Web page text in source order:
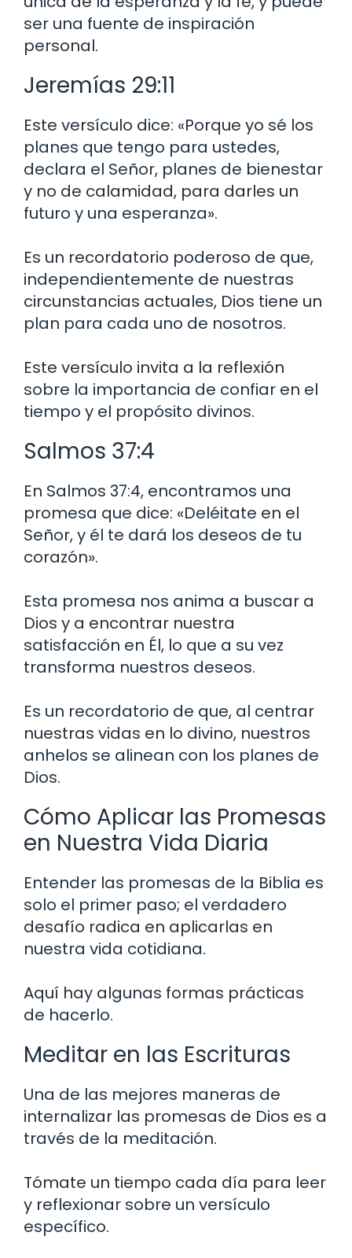
ser una fuente de inspiración
personal.
Jeremías 29:11
Este versículo dice: «Porque yo sé los
planes que tengo para ustedes,
declara el Señor, planes de bienestar
y no de calamidad, para darles un
futuro y una esperanza».
Es un recordatorio poderoso de que,
independientemente de nuestras
circunstancias actuales, Dios tiene un
plan para cada uno de nosotros.
Este versículo invita a la reflexión
sobre la importancia de confiar en el
tiempo y el propósito divinos.
Salmos 37:4
En Salmos 37:4, encontramos una
promesa que dice: «Deléitate en el
Señor, y él te dará los deseos de tu
corazón».
Esta promesa nos anima a buscar a
Dios y a encontrar nuestra
satisfacción en Él, lo que a su vez
transforma nuestros deseos.
Es un recordatorio de que, al centrar
nuestras vidas en lo divino, nuestros
anhelos se alinean con los planes de
Dios.
Cómo Aplicar las Promesas
en Nuestra Vida Diaria
Entender las promesas de la Biblia es
solo el primer paso; el verdadero
desafío radica en aplicarlas en
nuestra vida cotidiana.
Aquí hay algunas formas prácticas
de hacerlo.
Meditar en las Escrituras
Una de las mejores maneras de
internalizar las promesas de Dios es a
través de la meditación.
Tómate un tiempo cada día para leer
y reflexionar sobre un versículo
específico.